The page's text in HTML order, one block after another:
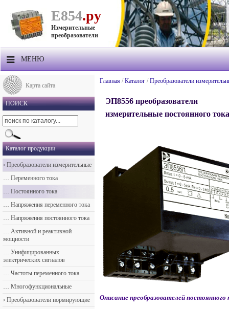
Е854.ру
Измерительные
преобразователи
МЕНЮ
О компании
Продукция
Прайс-лист
Контакты
Главная / Каталог / Преобразователи
ЭП8556 преобразователи
измерительные постоянного тока
Описание преобразователей
Карта сайта
ПОИСК
Каталог продукции
› Преобразователи измерительные
… Переменного тока
… Постоянного тока
… Напряжения переменного тока
… Напряжения постоянного тока
… Активной и реактивной
мощности
… Унифицированных
электрических сигналов
… Частоты переменного тока
… Многофункциональные
› Преобразователи нормирующие